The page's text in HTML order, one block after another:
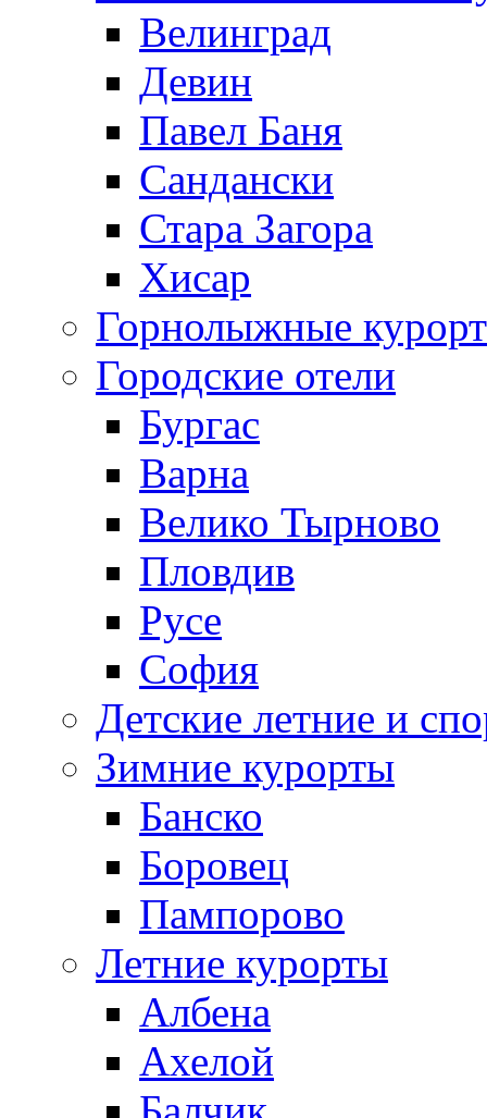
Велинград
Девин
Павел Баня
Сандански
Стара Загора
Хисар
Горнолыжные
Городские отели
Бургас
Варна
Велико Тырново
Пловдив
Русе
София
Детские летние и
Зимние курорты
Банско
Боровец
Пампорово
Летние курорты
Албена
Ахелой